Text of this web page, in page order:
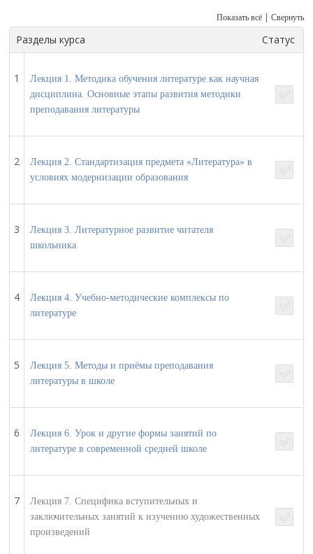
Показать всё| Свернуть
Разделы курса Статус
1
Лекция 1. Методика обучения литературе как научная
дисциплина. Основные этапы развития методики
преподавания литературы
2
Лекция 2. Стандартизация предмета «Литература» в
условиях модернизации образования
3
Лекция 3. Литературное развитие читателя
школьника
4
Лекция 4. Учебно-методические комплексы по
литературе
5
Лекция 5. Методы и приёмы преподавания
литературы в школе
6
Лекция 6. Урок и другие формы занятий по
литературе в современной средней школе
7
Лекция 7. Специфика вступительных и
заключительных занятий к изучению художественных
произведений